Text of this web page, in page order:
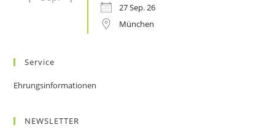
27 Sep. 26
München
Service
Ehrungsinformationen
NEWSLETTER